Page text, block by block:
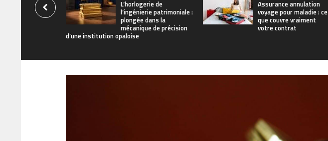
L’horlogerie de
l’ingénierie patrimoniale :
plongée dans la
mécanique de précision
d’une institution opaloise
Assurance annulation
voyage pour maladie : ce
que couvre vraiment
votre contrat